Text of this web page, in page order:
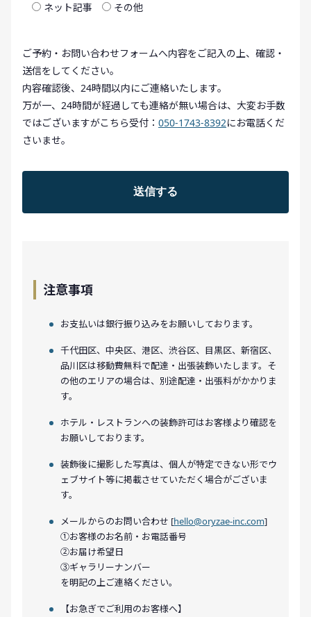
ネット記事
その他
ご予約・お問い合わせフォームへ内容をご記入の上、確認・
送信をしてください。
内容確認後、24時間以内にご連絡いたします。
万が一、24時間が経過しても連絡が無い場合は、大変お手数
ではございますがこちら受付： 050-1743-8392にお電話くだ
さいませ。
注意事項
お支払いは銀行振り込みをお願いしております。
千代田区、中央区、港区、渋谷区、目黒区、新宿区、
品川区は移動費無料で配達・出張装飾いたします。そ
の他のエリアの場合は、別途配達・出張料がかかりま
す。
ホテル・レストランへの装飾許可はお客様より確認を
お願いしております。
装飾後に撮影した写真は、個人が特定できない形でウ
ェブサイト等に掲載させていただく場合がございま
す。
メールからのお問い合わせ [hello@oryzae-inc.com]
①お客様のお名前・お電話番号
②お届け希望日
③ギャラリーナンバー
を明記の上ご連絡ください。
【お急ぎでご利用のお客様へ】